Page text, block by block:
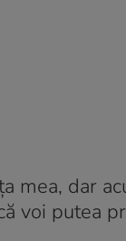
mea, dar
voi putea